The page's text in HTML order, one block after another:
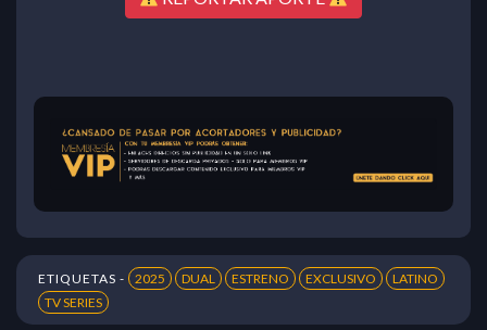
ETIQUETAS - 2025 DUAL ESTRENO EXCLUSIVO
LATINO
TV SERIES